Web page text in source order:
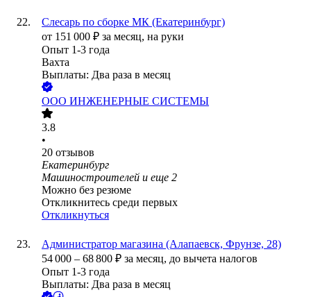
Слесарь по сборке МК (Екатеринбург)
от 151 000 ₽ за месяц, на руки
Опыт 1-3 года
Вахта
Выплаты: Два раза в месяц
ООО ИНЖЕНЕРНЫЕ СИСТЕМЫ
3.8
•
20 отзывов
Екатеринбург
Машиностроителей и еще 2
Можно без резюме
Откликнитесь среди первых
Откликнуться
Администратор магазина (Алапаевск, Фрунзе, 28)
54 000 – 68 800 ₽ за месяц, до вычета налогов
Опыт 1-3 года
Выплаты: Два раза в месяц